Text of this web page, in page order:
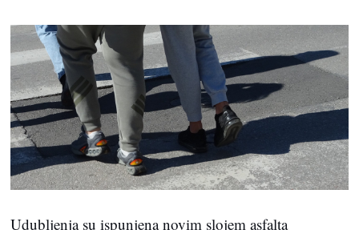
Udubljenja su ispunjena novim slojem asfalta